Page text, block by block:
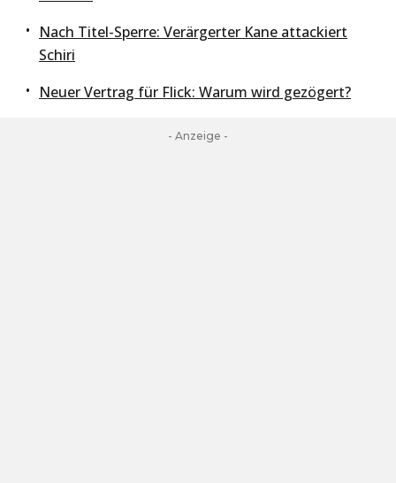
Nach Titel-Sperre: Verärgerter Kane attackiert
Schiri
Neuer Vertrag für Flick: Warum wird gezögert?
- Anzeige -